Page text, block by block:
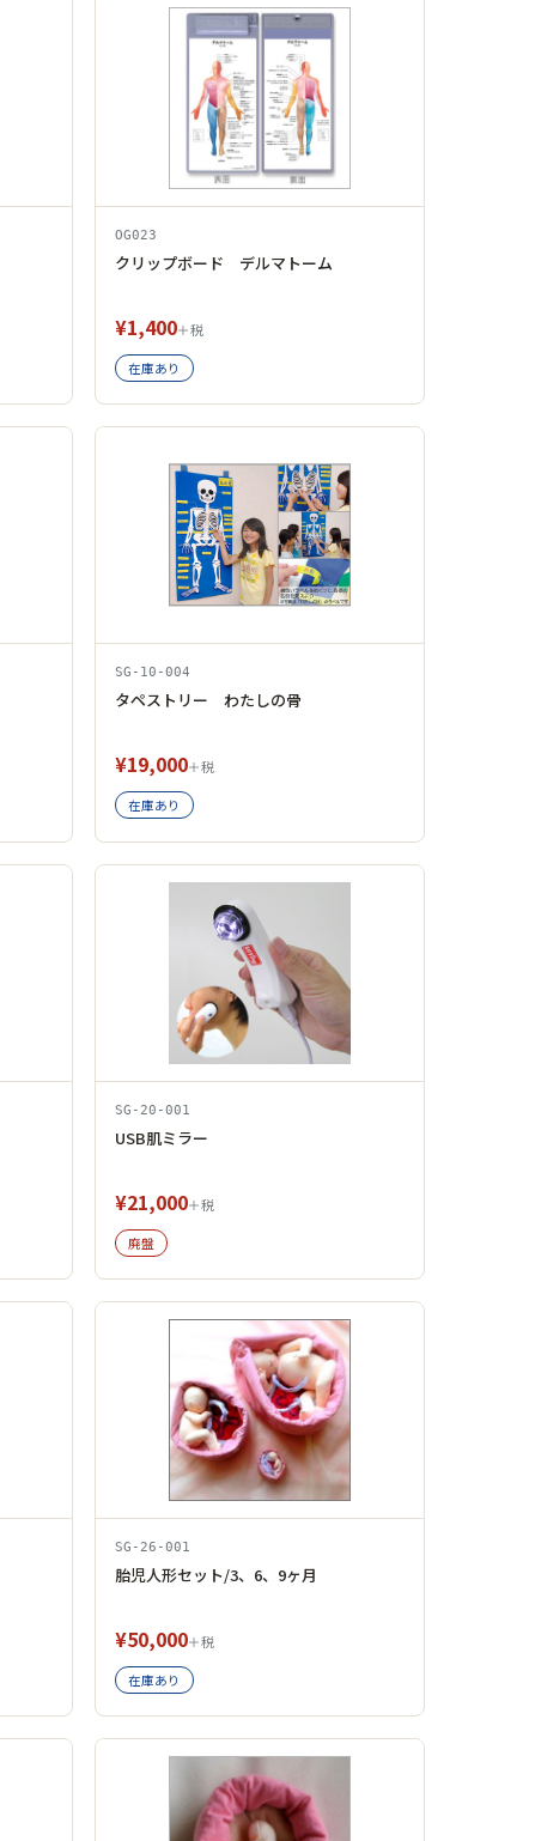
OG023
クリップボード デルマトーム
¥1,400＋税
在庫あり
SG-10-004
タペストリー わたしの骨
¥19,000＋税
在庫あり
SG-20-001
USB肌ミラー
¥21,000＋税
廃盤
SG-26-001
胎児人形セット/3、6、9ヶ月
¥50,000＋税
在庫あり